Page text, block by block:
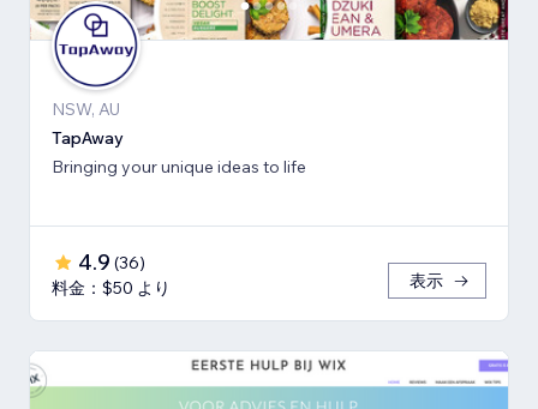
NSW, AU
TapAway
Bringing your unique ideas to life
4.9 (36)
料金：$50 より
表示